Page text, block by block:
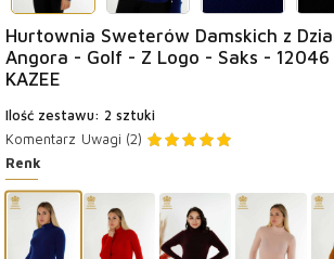
Hurtownia Sweterów Damskich z
Angora - Golf - Z Logo - Saks - 12046
KAZEE
Ilość zestawu: 2 sztuki
Komentarz Uwagi (2)
Renk